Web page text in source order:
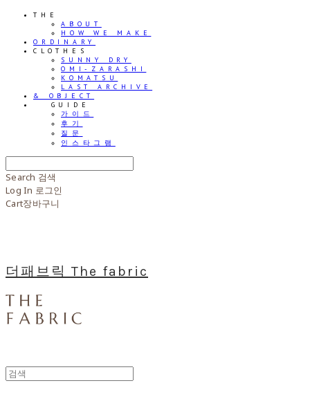
THE
ABOUT
HOW WE MAKE
ORDINARY
CLOTHES
SUNNY DRY
OMI-ZARASHI
KOMATSU
LAST ARCHIVE
& OBJECT
⠀⠀GUIDE
가이드
후기
질문
인스타그램
Search 검색
Log In 로그인
Cart장바구니
더패브릭 The fabric